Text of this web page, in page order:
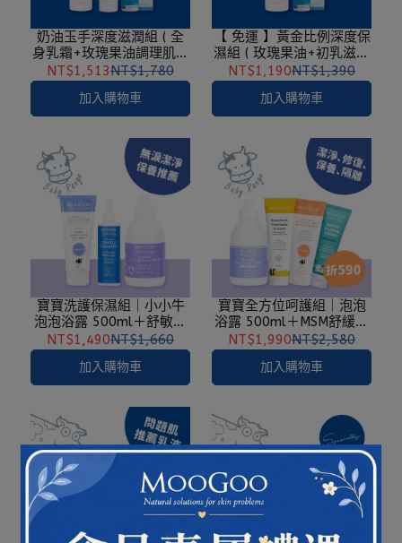
奶油玉手深度滋潤組 ( 全
身乳霜+玫瑰果油調理肌膚
)
NT$1,513NT$1,780
加入購物車
【 免運 】黃金比例深度保
濕組 ( 玫瑰果油+初乳滋養
霜 )
NT$1,190NT$1,390
加入購物車
寶寶洗護保濕組｜小小牛
泡泡浴露 500ml＋舒敏洗
髮露 250ml＋初乳滋養霜
200g
NT$1,490NT$1,660
加入購物車
寶寶全方位呵護組｜泡泡
浴露 500ml＋MSM舒緩霜
200g＋柔舒/接骨木修復霜
120g 任選＋護臀霜 75g
NT$1,990NT$2,580
加入購物車